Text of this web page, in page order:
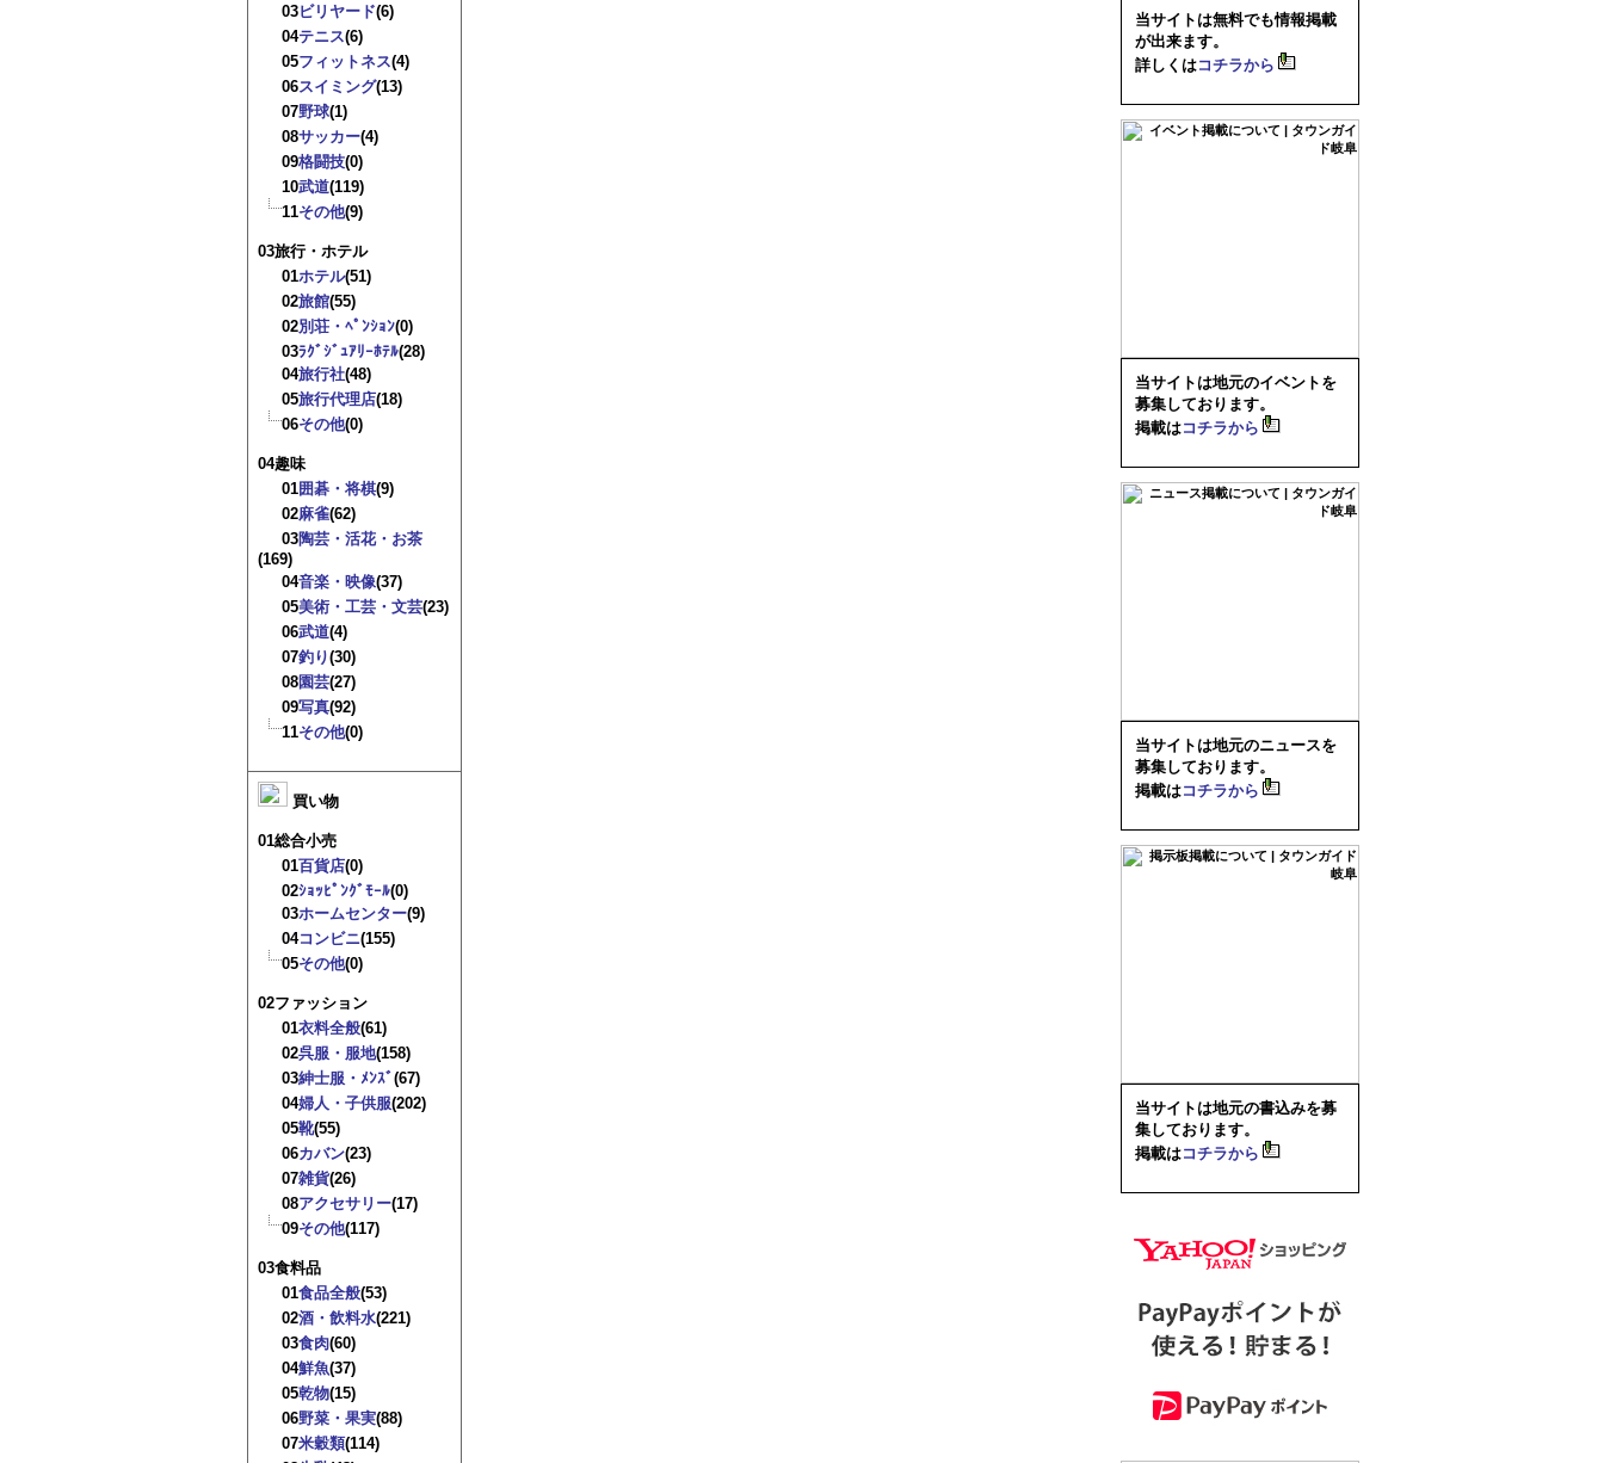
03ビリヤード(6)
04テニス(6)
05フィットネス(4)
06スイミング(13)
07野球(1)
08サッカー(4)
09格闘技(0)
10武道(119)
11その他(9)
03旅行・ホテル
01ホテル(51)
02旅館(55)
02別荘・ﾍﾟﾝｼｮﾝ(0)
03ﾗｸﾞｼﾞｭｱﾘｰﾎﾃﾙ(28)
04旅行社(48)
05旅行代理店(18)
06その他(0)
04趣味
01囲碁・将棋(9)
02麻雀(62)
03陶芸・活花・お茶
(169)
04音楽・映像(37)
05美術・工芸・文芸(23)
06武道(4)
07釣り(30)
08園芸(27)
09写真(92)
11その他(0)
買い物
01総合小売
01百貨店(0)
02ｼｮｯﾋﾟﾝｸﾞﾓｰﾙ(0)
03ホームセンター(9)
04コンビニ(155)
05その他(0)
02ファッション
01衣料全般(61)
02呉服・服地(158)
03紳士服・ﾒﾝｽﾞ(67)
04婦人・子供服(202)
05靴(55)
06カバン(23)
07雑貨(26)
08アクセサリー(17)
09その他(117)
03食料品
01食品全般(53)
02酒・飲料水(221)
03食肉(60)
04鮮魚(37)
05乾物(15)
06野菜・果実(88)
07米穀類(114)
当サイトは無料でも情報掲載
が出来ます。
詳しくはコチラから
当サイトは地元のイベントを
募集しております。
掲載はコチラから
当サイトは地元のニュースを
募集しております。
掲載はコチラから
当サイトは地元の書込みを募
集しております。
掲載はコチラから